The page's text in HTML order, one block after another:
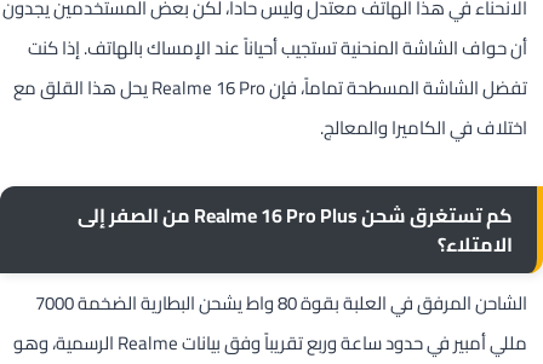
الانحناء في هذا الهاتف معتدل وليس حاداً، لكن بعض المستخدمين يجدون
أن حواف الشاشة المنحنية تستجيب أحياناً عند الإمساك بالهاتف. إذا كنت
تفضل الشاشة المسطحة تماماً، فإن Realme 16 Pro يحل هذا القلق مع
اختلاف في الكاميرا والمعالج.
كم تستغرق شحن Realme 16 Pro Plus من الصفر إلى
الامتلاء؟
الشاحن المرفق في العلبة بقوة 80 واط يشحن البطارية الضخمة 7000
مللي أمبير في حدود ساعة وربع تقريباً وفق بيانات Realme الرسمية، وهو